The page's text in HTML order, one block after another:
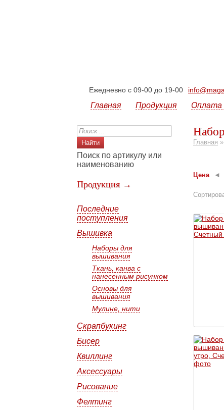
Ежедневно с 09-00 до 19-00
Главная Продукция Оплата
Поиск по артикулу или
наименованию
Продукция →
Последние
поступления
Вышивка
Наборы для
вышивания
Ткань, канва с
нанесенным рисунком
Основы для
вышивания
Мулине, нити
Скрапбукинг
Бисер
Квиллинг
Аксессуары
Рисование
Фелтинг
Главная »
Цена